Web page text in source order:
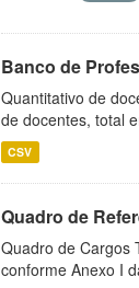
Banco de
Quantitativo de
de docentes, total
CSV
Quadro de
Quadro de Cargos
conforme Anexo I